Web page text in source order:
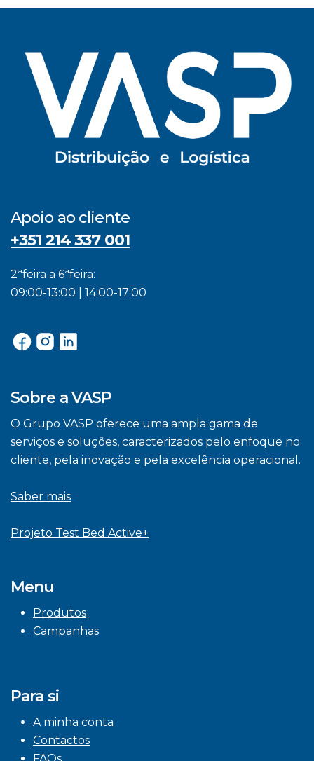
Apoio ao cliente
+351 214 337 001
2ªfeira a 6ªfeira:
09:00-13:00 | 14:00-17:00
Sobre a VASP
O Grupo VASP oferece uma ampla gama de
serviços e soluções, caracterizados pelo enfoque no
cliente, pela inovação e pela excelência operacional.
Saber mais
Projeto Test Bed Active+
Menu
Produtos
Campanhas
Para si
A minha conta
Contactos